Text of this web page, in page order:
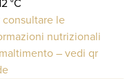
°C
consultare le
nutrizionali
– vedi qr